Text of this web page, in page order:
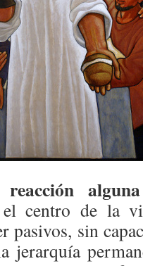
reacción
centro de la
pasivos, sin
jerarquía